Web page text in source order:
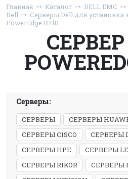
Главная Каталог DELL EMC
Dell
Серверы Dell для установки
PowerEdge R710
СЕРВЕР
Серверы:
СЕРВЕРЫ СЕРВЕРЫ
СЕРВЕРЫ CISCO
СЕРВЕРЫ
СЕРВЕРЫ HPE
СЕРВЕРЫ
СЕРВЕРЫ RIKOR
СЕРВЕРЫ